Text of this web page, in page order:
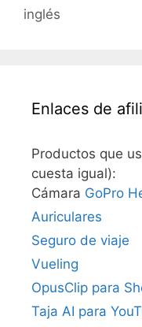
inglés
Enlaces de
Productos que
cuesta igual):
Cámara GoPro
Auriculares
Seguro de viaje
Vueling
OpusClip para
Taja AI para